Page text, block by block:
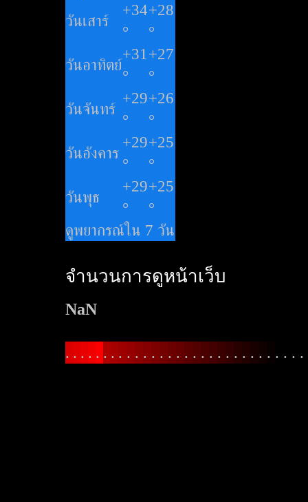
วันเสาร์
+34
°
+28
°
วันอาทิตย์
+31
°
+27
°
วันจันทร์
+29
°
+26
°
วันอังคาร
+29
°
+25
°
วันพุธ
+29
°
+25
°
ดูพยากรณ์ใน 7 วัน
จำนวนการดูหน้าเว็บ
NaN
. . . . . . . . . . . . . . . . . . . . . . . . . . . . . .